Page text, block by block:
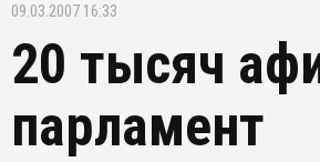
09.03.2007 16:33
20 тысяч
парламент